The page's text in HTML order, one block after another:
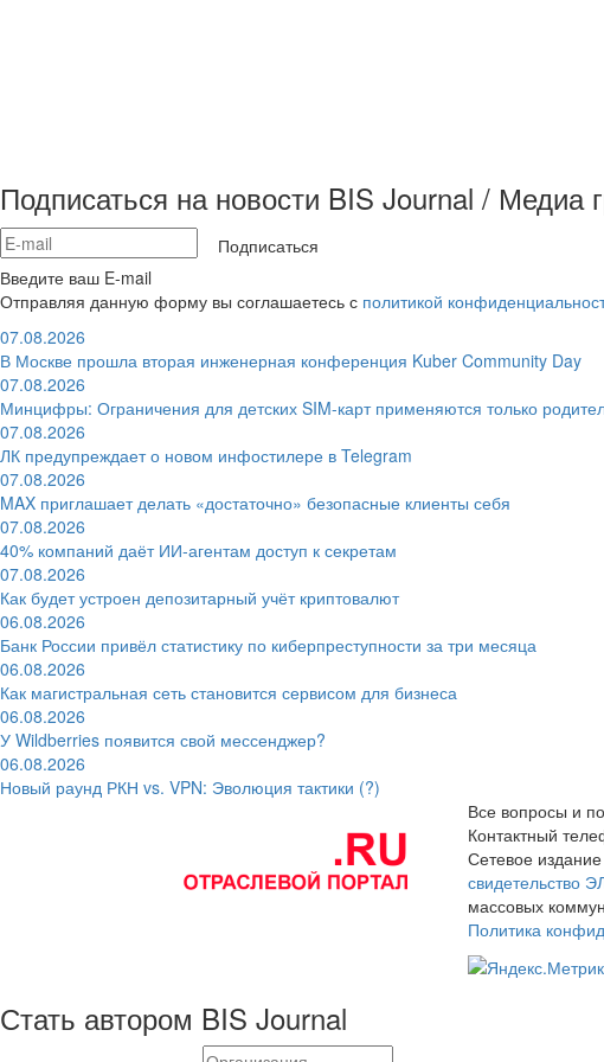
Подписаться на новости BIS Journal / Медиа
Подписаться
Введите ваш E-mail
Отправляя данную форму вы соглашаетесь с политикой
07.08.2026
В Москве прошла вторая инженерная конференция Kuber Community Day
07.08.2026
Минцифры: Ограничения для детских SIM-карт применяются только
07.08.2026
ЛК предупреждает о новом инфостилере в Telegram
07.08.2026
MAX приглашает делать «достаточно» безопасные клиенты себя
07.08.2026
40% компаний даёт ИИ‑агентам доступ к секретам
07.08.2026
Как будет устроен депозитарный учёт криптовалют
06.08.2026
Банк России привёл статистику по киберпреступности за три месяца
06.08.2026
Как магистральная сеть становится сервисом для бизнеса
06.08.2026
У Wildberries появится свой мессенджер?
06.08.2026
Новый раунд РКН vs. VPN: Эволюция тактики (?)
Все вопросы и
Контактный
Сетевое
свидетельство
массовых
Политика
Стать автором BIS Journal